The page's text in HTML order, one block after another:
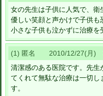
女の先生は子供に人気で、衛
優しい笑顔と声かけで子供も
小さな子供も泣かずに治療を
(1) 匿名 2010/12/27(月)
清潔感のある医院です。先生
てくれて無駄な治療は一切
す。